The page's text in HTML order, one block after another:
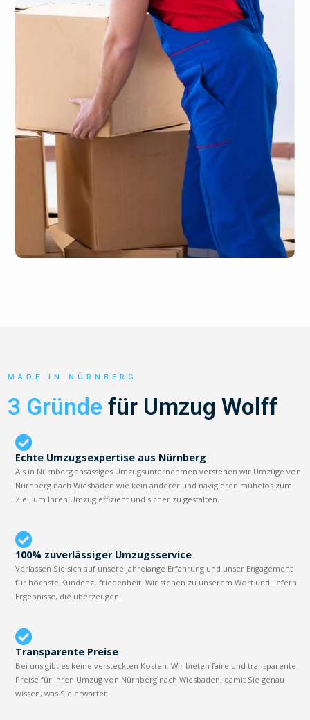
MADE IN NÜRNBERG
3 Gründe für Umzug Wolff
Echte Umzugsexpertise aus Nürnberg
Als in Nürnberg ansässiges Umzugsunternehmen verstehen wir Umzüge von
Nürnberg nach Wiesbaden wie kein anderer und navigieren mühelos zum
Ziel, um Ihren Umzug effizient und sicher zu gestalten.
100% zuverlässiger Umzugsservice
Verlassen Sie sich auf unsere jahrelange Erfahrung und unser Engagement
für höchste Kundenzufriedenheit. Wir stehen zu unserem Wort und liefern
Ergebnisse, die überzeugen.
Transparente Preise
Bei uns gibt es keine versteckten Kosten. Wir bieten faire und transparente
Preise für Ihren Umzug von Nürnberg nach Wiesbaden, damit Sie genau
wissen, was Sie erwartet.